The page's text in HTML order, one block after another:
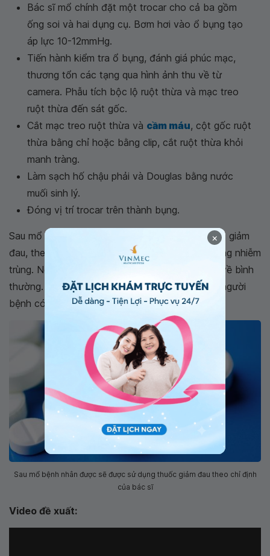
Bác sĩ mổ chính đặt một trocar cho cả ba gồm
ống soi và hai dụng cụ. Bơm hơi vào ổ bụng tạo
áp lực 10-12mmHg.
Tiến hành kiểm tra ổ bụng, đánh giá phúc mạc,
thương tổn các tạng qua hình ảnh thu về từ
camera. Phẫu tích bộc lộ ruột thừa và mạc treo
ruột thừa đến sát gốc.
Cắt mạc treo ruột thừa và cầm máu, cột gốc ruột
thừa bằng chỉ hoặc bằng clip, cắt ruột thừa khỏi
manh tràng.
Làm sạch hố chậu phải và Douglas bằng nước
muối sinh lý.
Đóng vị trí trocar trên thành bụng.
Sau mổ bệnh nhân được sẽ được sử dụng thuốc giảm
đau, theo dõi để phát hiện và xử lý sớm tình trạng nhiễm
trùng. Người bệnh có thể ăn nếu nhu động ruột về bình
thường. Nếu không có biến chứng nhiễm trùng, người
bệnh có thể được cho ra viện sớm.
Sau mổ bệnh nhân được sẽ được sử dụng thuốc giảm đau theo chỉ định
của bác sĩ
Video đề xuất:
×